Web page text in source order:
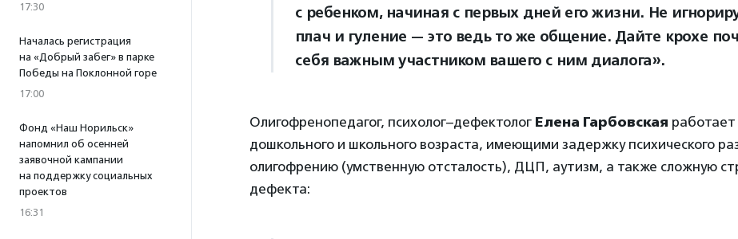
17:30
Началась регистрация
на «Добрый забег» в парке
Победы на Поклонной горе
17:00
Фонд «Наш Норильск»
напомнил об осенней
заявочной кампании
на поддержку социальных
проектов
16:31
с ребенком, начиная с первых дней его жизни. Не
плач и гуление — это ведь то же общение. Дайте крохе
себя важным участником вашего с ним диалога».
Олигофренопедагог, психолог–дефектолог Елена Гарбовская
дошкольного и школьного возраста, имеющими задержку психического
олигофрению (умственную отсталость), ДЦП, аутизм, а также сложную
дефекта: